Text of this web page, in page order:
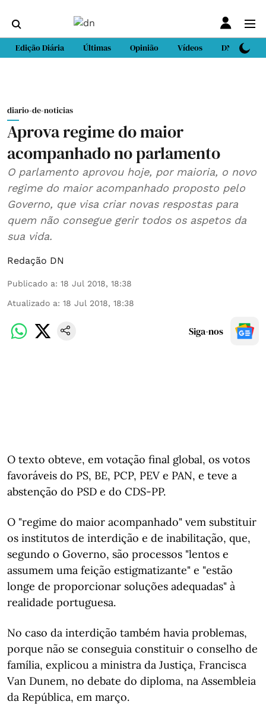
Edição Diária Últimas Opinião Vídeos DN Sport
diario-de-noticias
Aprova regime do maior
acompanhado no parlamento
O parlamento aprovou hoje, por maioria, o novo
regime do maior acompanhado proposto pelo
Governo, que visa criar novas respostas para
quem não consegue gerir todos os aspetos da
sua vida.
Redação DN
Publicado a: 18 Jul 2018, 18:38
Atualizado a: 18 Jul 2018, 18:38
Siga-nos
O texto obteve, em votação final global, os votos
favoráveis do PS, BE, PCP, PEV e PAN, e teve a
abstenção do PSD e do CDS-PP.
O "regime do maior acompanhado" vem substituir
os institutos de interdição e de inabilitação, que,
segundo o Governo, são processos "lentos e
assumem uma feição estigmatizante" e "estão
longe de proporcionar soluções adequadas" à
realidade portuguesa.
No caso da interdição também havia problemas,
porque não se conseguia constituir o conselho de
família, explicou a ministra da Justiça, Francisca
Van Dunem, no debate do diploma, na Assembleia
da República, em março.